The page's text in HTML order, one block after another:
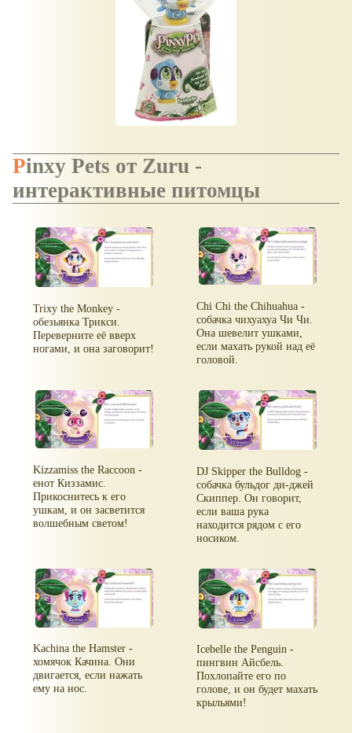
Pinxy Pets от Zuru -
интерактивные питомцы
Trixy the Monkey -
обезьянка Трикси.
Переверните её вверх
ногами, и она заговорит!
Chi Chi the Chihuahua -
собачка чихуахуа Чи Чи.
Она шевелит ушками,
если махать рукой над её
головой.
Kizzamiss the Raccoon -
енот Киззамис.
Прикоснитесь к его
ушкам, и он засветится
волшебным светом!
DJ Skipper the Bulldog -
собачка бульдог ди-джей
Скиппер. Он говорит,
если ваша рука
находится рядом с его
носиком.
Kachina the Hamster -
хомячок Качина. Они
двигается, если нажать
ему на нос.
Icebelle the Penguin -
пингвин Айсбель.
Похлопайте его по
голове, и он будет махать
крыльями!